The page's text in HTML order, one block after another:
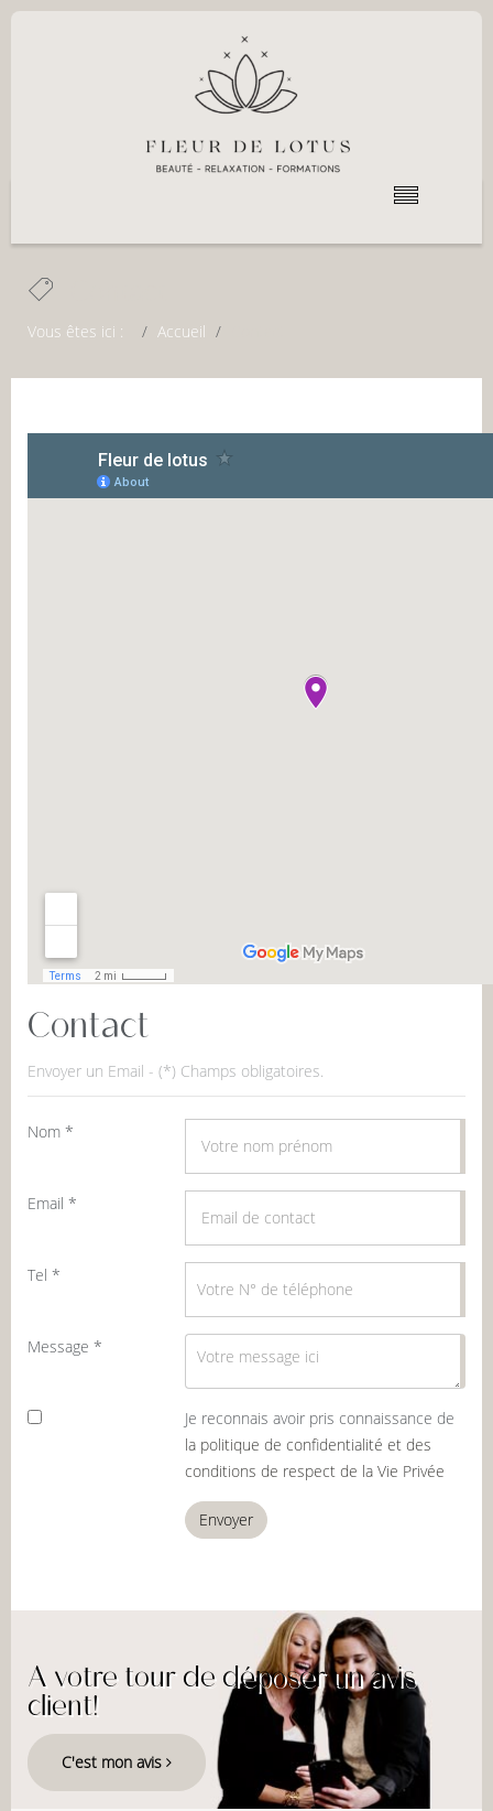
Vous êtes ici : Accueil
Contact
Envoyer un Email - (*) Champs obligatoires.
Nom *
Email *
Tel *
Message *
Je reconnais avoir pris connaissance de
la politique de confidentialité et des
conditions de respect de la Vie Privée
Envoyer
A votre tour de déposer un avis
client!
C'est mon avis